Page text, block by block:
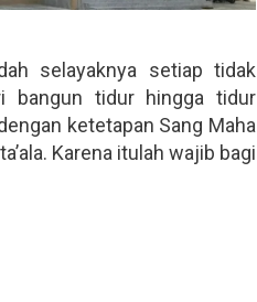
selayaknya setiap tidak
bangun tidur hingga tidur
ketetapan Sang Maha
Karena itulah wajib bagi